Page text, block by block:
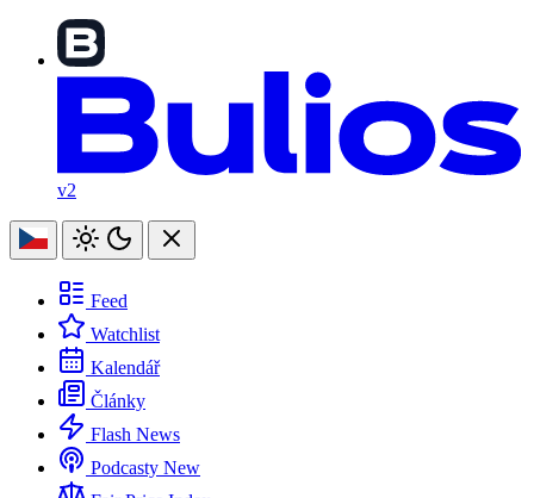
v2
Feed
Watchlist
Kalendář
Články
Flash News
Podcasty New